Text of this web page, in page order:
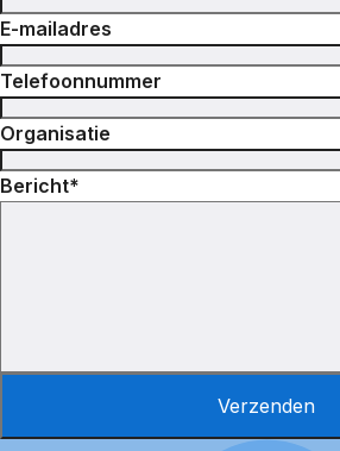
E-mailadres
Telefoonnummer
Organisatie
Bericht
Verzenden